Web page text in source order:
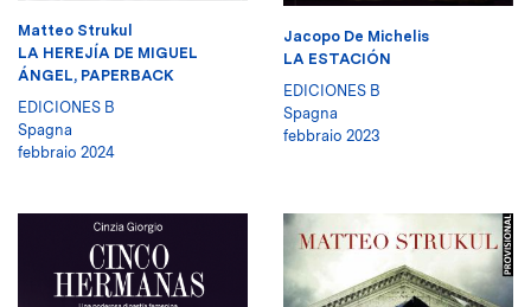
Matteo Strukul
LA HEREJÍA DE MIGUEL
ÁNGEL, PAPERBACK
EDICIONES B
Spagna
febbraio 2024
Jacopo De Michelis
LA ESTACIÓN
EDICIONES B
Spagna
febbraio 2023